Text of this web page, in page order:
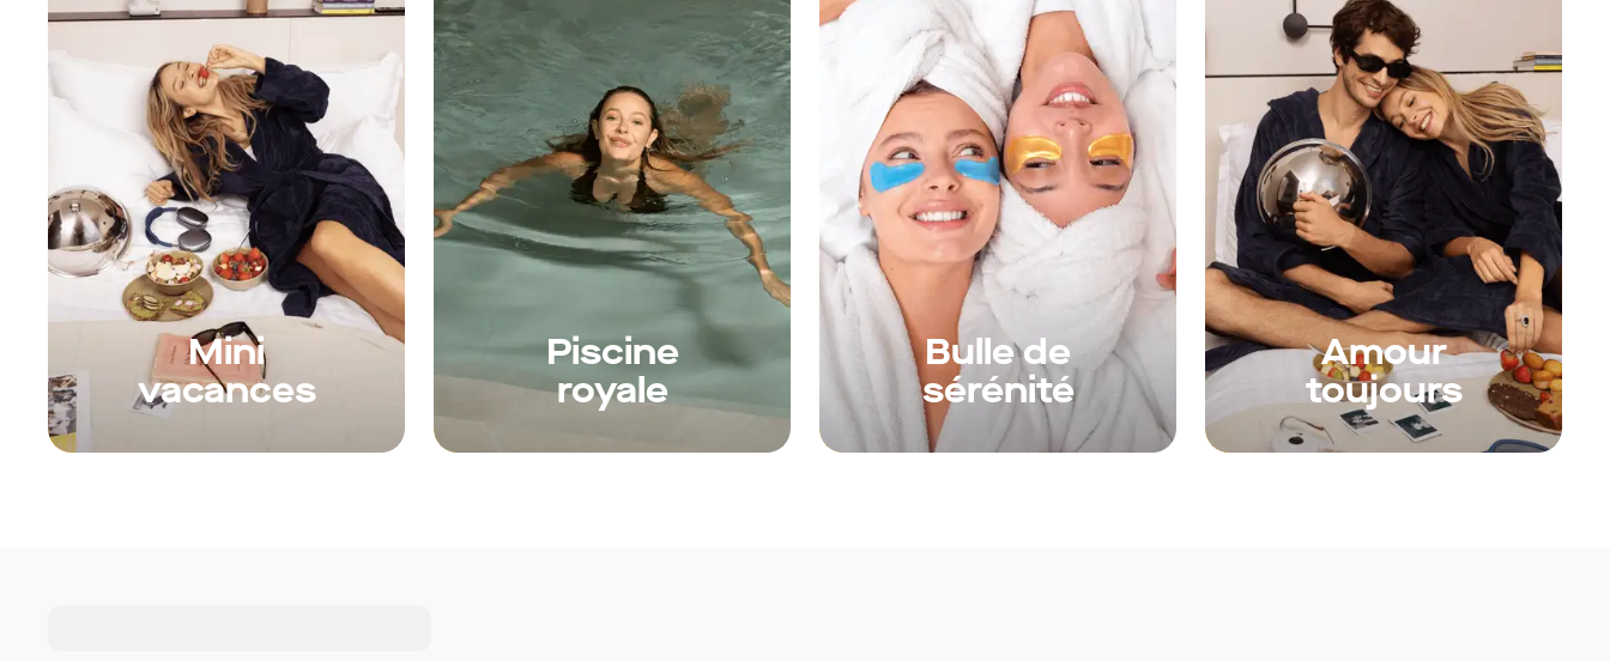
Mini
vacances
Piscine
royale
Bulle de
sérénité
Amour
toujours